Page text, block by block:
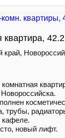
квартира,
край,
трубы,
кафеле.
новый лифт.